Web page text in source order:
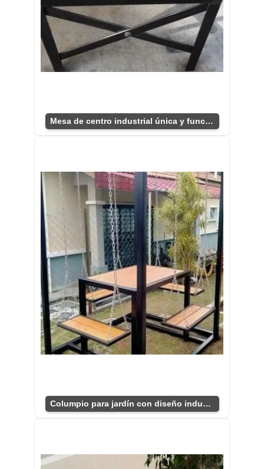
Mesa de centro industrial única y funcional
Columpio para jardín con diseño industrial atractivo